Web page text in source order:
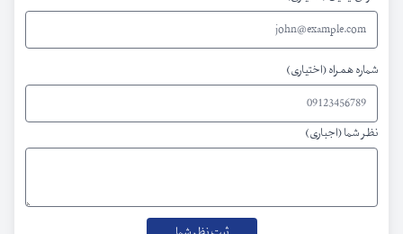
شماره همراه (اختیاری)
نظر شما (اجباری)